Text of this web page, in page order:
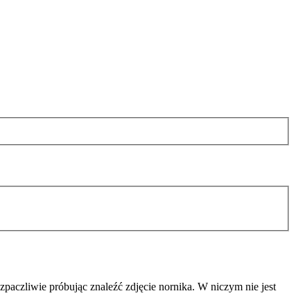
próbując znaleźć zdjęcie nornika. W niczym nie jest